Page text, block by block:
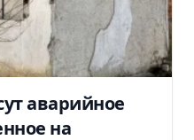
аварийное
на